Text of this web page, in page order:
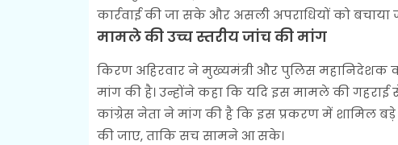
कार्रवाई की जा सके और असली अपराधियों को बचाया
मामले की उच्च स्तरीय जांच की मांग
किरण अहिरवार ने मुख्यमंत्री और पुलिस महानिदेशक
मांग की है। उन्होंने कहा कि यदि इस मामले की
कांग्रेस नेता ने मांग की है कि इस प्रकरण में शामिल
की जाए, ताकि सच सामने आ सके।